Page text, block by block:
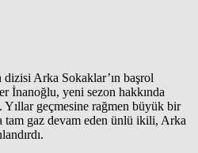
Arka Sokaklar’ın başrol
İnanoğlu, yeni sezon hakkında
Yıllar geçmesine rağmen büyük bir
tam gaz devam eden ünlü ikili, Arka